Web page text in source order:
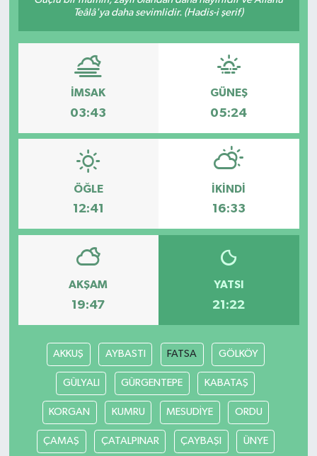
Teâlâ'ya daha sevimlidir. (Hadis-i şerif)
İMSAK
03:43
GÜNEŞ
05:24
ÖĞLE
12:41
İKINDI
16:33
AKŞAM
19:47
YATSI
21:22
AKKUŞ AYBASTI FATSA GÖLKÖY
GÜLYALI GÜRGENTEPE KABATAŞ
KORGAN KUMRU MESUDİYE ORDU
ÇAMAŞ ÇATALPINAR ÇAYBAŞI ÜNYE
İLGİNÇ HABERLER
KADIN
KÜLTÜR SANAT
MAGAZİN
MAKALE
REKLAM
SİYASET
SPOR
TARİH